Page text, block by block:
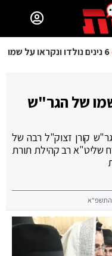
6 נינים נולדו ונקראו על שמו
שמו של הגר"ש
קורן זצוק"ל רבה של
שליט"א רב קהילת תורת
התשפ"א